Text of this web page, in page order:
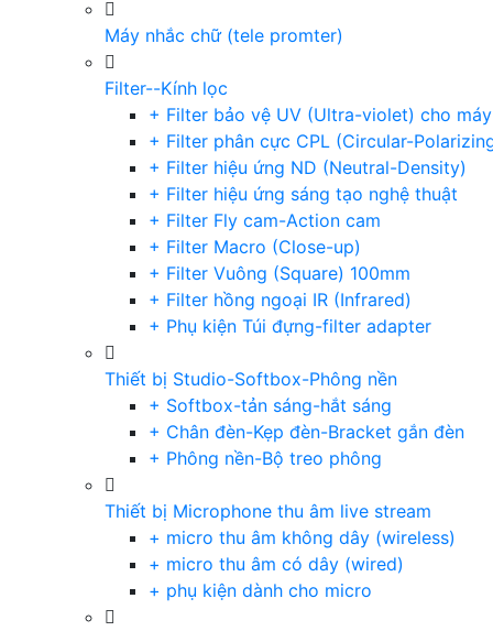
Máy nhắc chữ (tele promter)
Filter--Kính lọc
+ Filter bảo vệ UV (Ultra-violet) cho
+ Filter phân cực CPL (Circular-
+ Filter hiệu ứng ND (Neutral-Density)
+ Filter hiệu ứng sáng tạo nghệ thuật
+ Filter Fly cam-Action cam
+ Filter Macro (Close-up)
+ Filter Vuông (Square) 100mm
+ Filter hồng ngoại IR (Infrared)
+ Phụ kiện Túi đựng-filter adapter
Thiết bị Studio-Softbox-Phông nền
+ Softbox-tản sáng-hắt sáng
+ Chân đèn-Kẹp đèn-Bracket gắn đèn
+ Phông nền-Bộ treo phông
Thiết bị Microphone thu âm live stream
+ micro thu âm không dây (wireless)
+ micro thu âm có dây (wired)
+ phụ kiện dành cho micro